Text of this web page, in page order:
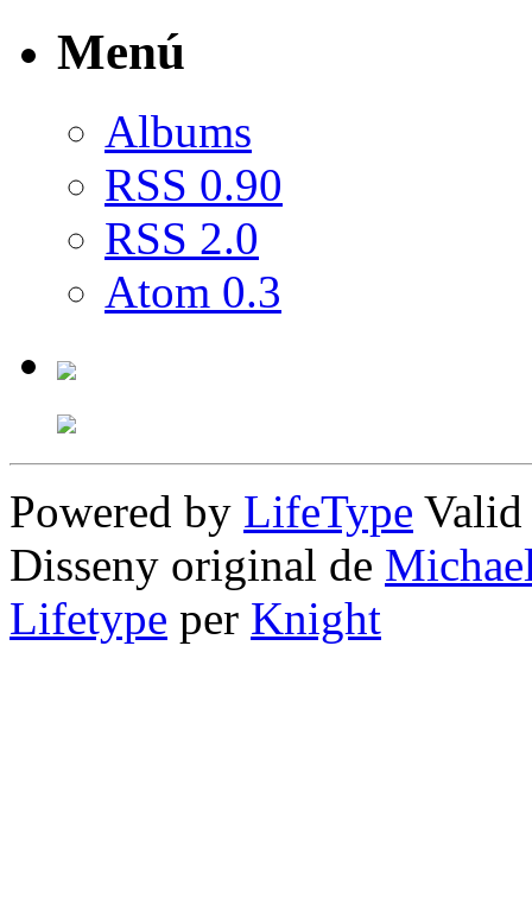
Menú
Albums
RSS 0.90
RSS 2.0
Atom 0.3
Powered by LifeType
Disseny original de
Lifetype per Knight